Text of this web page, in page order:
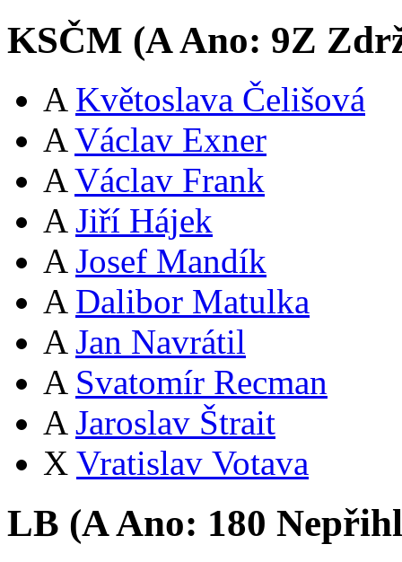
KSČM (AAno: 9Z
A Květoslava Čelišová
A Václav Exner
A Václav Frank
A Jiří Hájek
A Josef Mandík
A Dalibor Matulka
A Jan Navrátil
A Svatomír Recman
A Jaroslav Štrait
X Vratislav Votava
LB (AAno: 180